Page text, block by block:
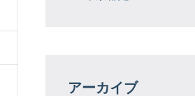
アーカイブ